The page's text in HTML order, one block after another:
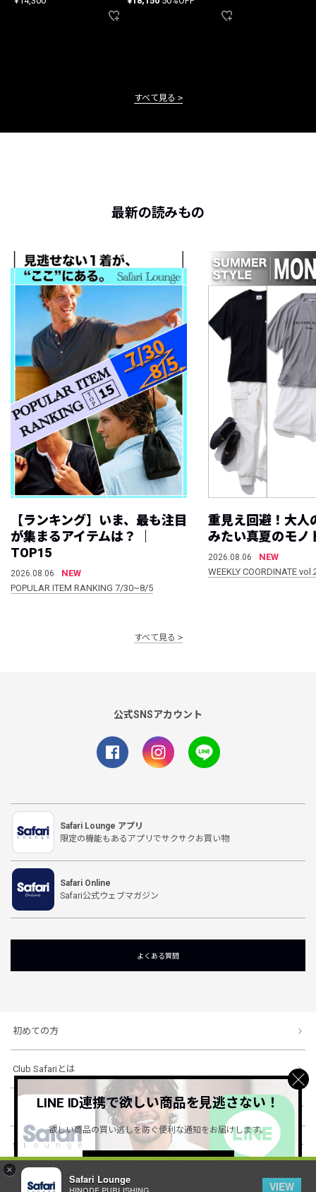
×
Safari Lounge
VIEW
すべて見る
最新の読みもの
【ランキング】いま、最も注目
が集まるアイテムは？ ｜
TOP15
2026.08.06
NEW
POPULAR ITEM RANKING 7/30~8/5
重見え回避！大人
みたい真夏のモノ
2026.08.06
NEW
WEEKLY COORDINATE
すべて見る
公式SNSアカウント
Safari Lounge アプリ
限定の機能もあるアプリでサクサクお買い物
Safari Online
Safari公式ウェブマガジン
よくある質問
初めての方
Club Safariとは
ショッピングガイド
会社概要・規約
LINE ID連携で欲しい商品を見逃さない！
欲しい商品の買い逃しを防ぐ便利な通知をお届けします。
詳しくはこちら ＞